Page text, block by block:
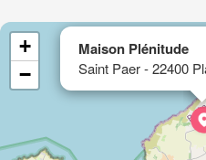
Maison Plénitude
Saint Paer - 22400
+
−